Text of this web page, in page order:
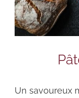
Un savoureux